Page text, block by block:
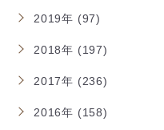
2019年 (97)
2018年 (197)
2017年 (236)
2016年 (158)